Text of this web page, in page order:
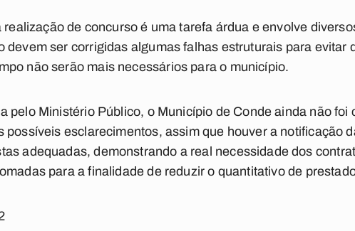
de concurso é uma tarefa árdua e envolve
devem ser corrigidas algumas falhas estruturais para evitar
não serão mais necessários para o município.
pelo Ministério Público, o Município de Conde ainda não foi
possíveis esclarecimentos, assim que houver a notificação
adequadas, demonstrando a real necessidade dos
para a finalidade de reduzir o quantitativo de